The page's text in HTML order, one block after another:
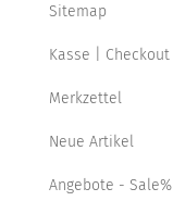
Sitemap
Kasse | Checkout
Merkzettel
Neue Artikel
Angebote - Sale%